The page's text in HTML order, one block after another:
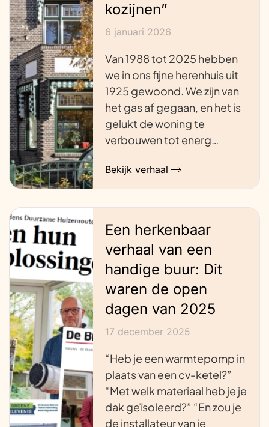
kozijnen”
6 januari 2026
Van 1988 tot 2025 hebben
we in ons fijne herenhuis uit
1925 gewoond. We zijn van
het gas af gegaan, en het is
gelukt de woning te
verbouwen tot energ…
Bekijk verhaal
Een herkenbaar
verhaal van een
handige buur: Dit
waren de open
dagen van 2025
17 december 2025
“Heb je een warmtepomp in
plaats van een cv-ketel?”
“Met welk materiaal heb je je
dak geïsoleerd?” “En zou je
de installateur van je